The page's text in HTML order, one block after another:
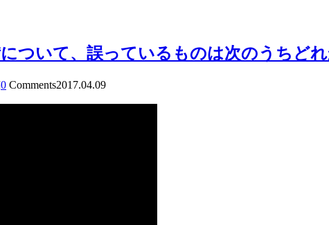
ついて、誤っているものは次のうちど
0 Comments2017.04.09